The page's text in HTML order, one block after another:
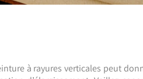
à rayures verticales peut